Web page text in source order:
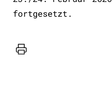
fortgesetzt.
Drucker